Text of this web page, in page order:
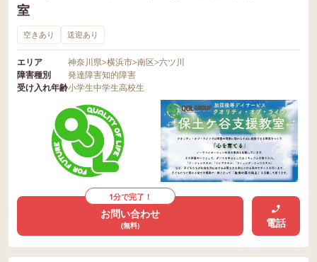
室
空きあり 送迎あり
エリア 神奈川県>横浜市>南区>六ツ川
障害種別
発達障害知的障害
受け入れ年齢小学生中学生高校生
1分で完了！
お問い合わせ
(無料) 電話